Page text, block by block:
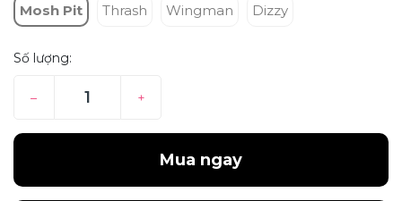
Mosh Pit Thrash Wingman Dizzy
Số lượng:
– +
Mua ngay